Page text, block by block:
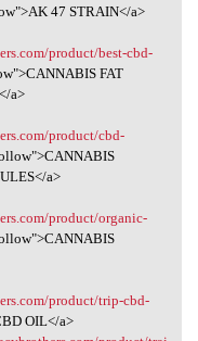
47 STRAIN</a>
product/best-cbd-
FAT
a>
product/cbd-
a>
product/organic-
product/trip-cbd-
OIL</a>